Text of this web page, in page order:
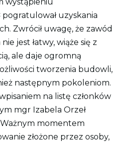
uzyskania
Zwrócił uwagę, że zawód
jest łatwy, wiąże się z
ale daje ogromną
tworzenia budowli,
następnym pokoleniom.
na listę członków
mgr Izabela Orzeł
momentem
złożone przez osoby,